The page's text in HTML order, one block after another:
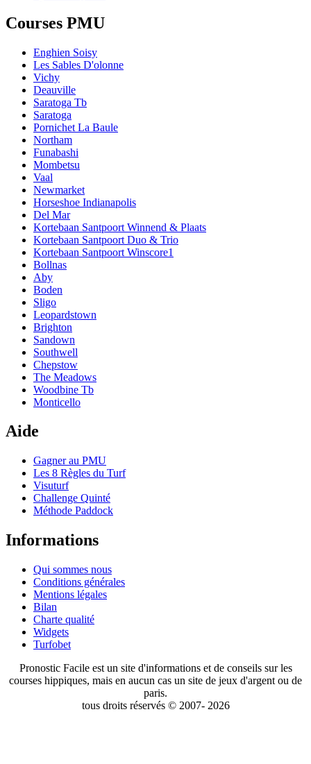
Courses PMU
Enghien Soisy
Les Sables D'olonne
Vichy
Deauville
Saratoga Tb
Saratoga
Pornichet La Baule
Northam
Funabashi
Mombetsu
Vaal
Newmarket
Horseshoe Indianapolis
Del Mar
Kortebaan Santpoort Winnend & Plaats
Kortebaan Santpoort Duo & Trio
Kortebaan Santpoort Winscore1
Bollnas
Aby
Boden
Sligo
Leopardstown
Brighton
Sandown
Southwell
Chepstow
The Meadows
Woodbine Tb
Monticello
Aide
Gagner au PMU
Les 8 Règles du Turf
Visuturf
Challenge Quinté
Méthode Paddock
Informations
Qui sommes nous
Conditions générales
Mentions légales
Bilan
Charte qualité
Widgets
Turfobet
Pronostic Facile est un site d'informations et de conseils sur les
courses hippiques, mais en aucun cas un site de jeux d'argent ou de
paris.
tous droits réservés © 2007- 2026